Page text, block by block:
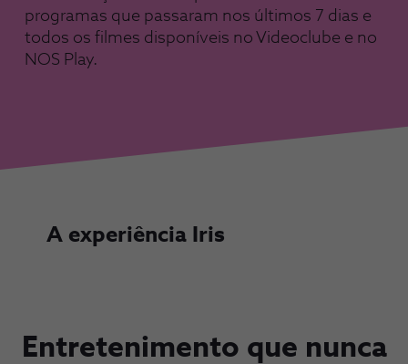
programas que passaram nos últimos 7 dias e
todos os filmes disponíveis no Videoclube e no
NOS Play.
A experiência Iris
Entretenimento que nunca